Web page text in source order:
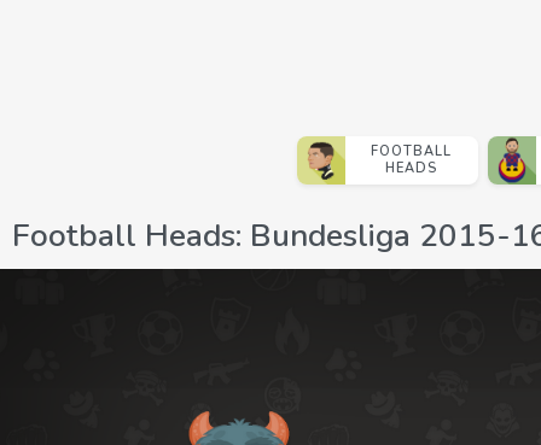
FOOTBALL
HEADS
Football Heads: Bundesliga 2015-